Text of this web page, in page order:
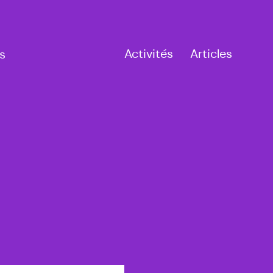
Tournai
Activités Articles